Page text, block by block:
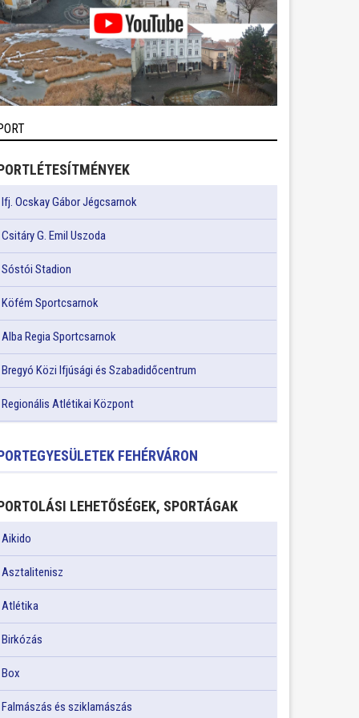
Ifj. Ocskay Gábor Jégcsarnok
Csitáry G. Emil Uszoda
Sóstói Stadion
Köfém Sportcsarnok
Alba Regia Sportcsarnok
Bregyó Közi Ifjúsági és Szabadidőcentrum
Regionális Atlétikai Központ
FEHÉRVÁRON
LEHETŐSÉGEK, SPORTÁGAK
Aikido
Asztalitenisz
Atlétika
Birkózás
Box
Falmászás és sziklamászás